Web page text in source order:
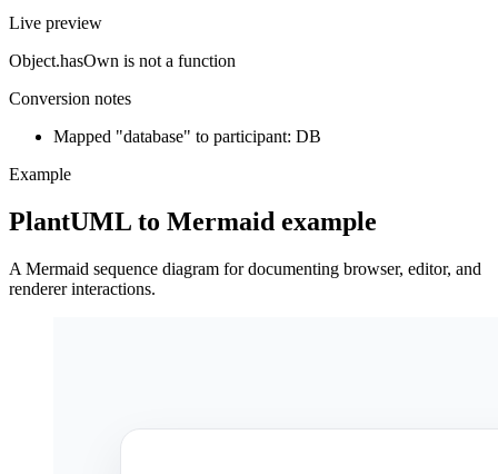
Live preview
Object.hasOwn is not a function
Conversion notes
Mapped "database" to participant: DB
Example
PlantUML to Mermaid example
A Mermaid sequence diagram for documenting browser, editor, and
renderer interactions.